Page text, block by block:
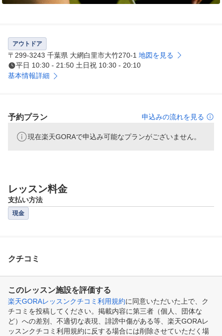
アウトドア
〒299-3243 千葉県 大網白里市大竹270-1 地図を見る
平日 10:30 - 21:50 土日祝 10:30 - 20:10
基本情報詳細
予約プラン 申込みの流れを見る
現在楽天GORAで申込み可能なプランがございません。
レッスン料金
支払い方法
現金
クチコミ
このレッスン施設を評価する
楽天GORAレッスンクチコミ利用規約に同意いただいた上で、ク
チコミを投稿してください。掲載内容に第三者（個人、団体な
ど）への差別、不適切な表現、誹謗中傷がある等、楽天GORAレ
ッスンクチコミ利用規約に反する場合には削除させていただく場